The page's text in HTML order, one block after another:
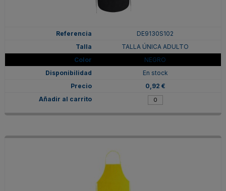
DE9130S102
TALLA ÚNICA ADULTO
NEGRO
En stock
0,92 €